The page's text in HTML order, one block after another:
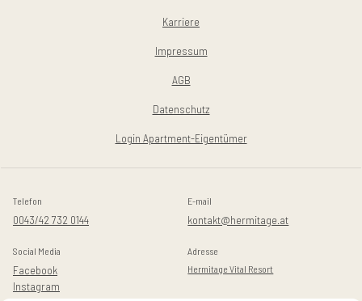
Karriere
Impressum
AGB
Datenschutz
Login Apartment-Eigentümer
Telefon
0043/42 732 0144
E-mail
kontakt@hermitage.at
Social Media
Facebook
Instagram
Adresse
Hermitage Vital Resort